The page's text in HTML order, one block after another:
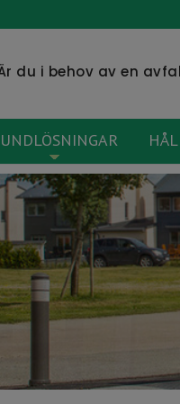
du i behov av en